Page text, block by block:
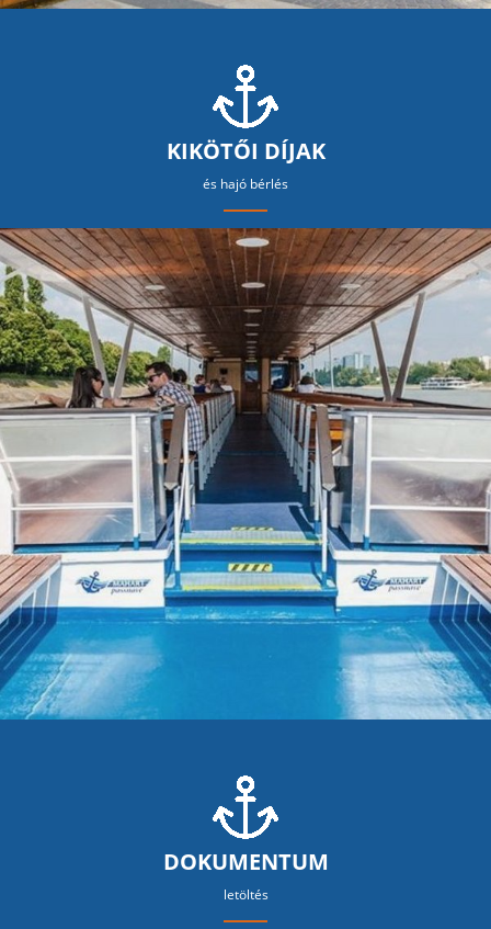
KIKÖTŐI DÍJAK
és hajó bérlés
DOKUMENTUM
letöltés